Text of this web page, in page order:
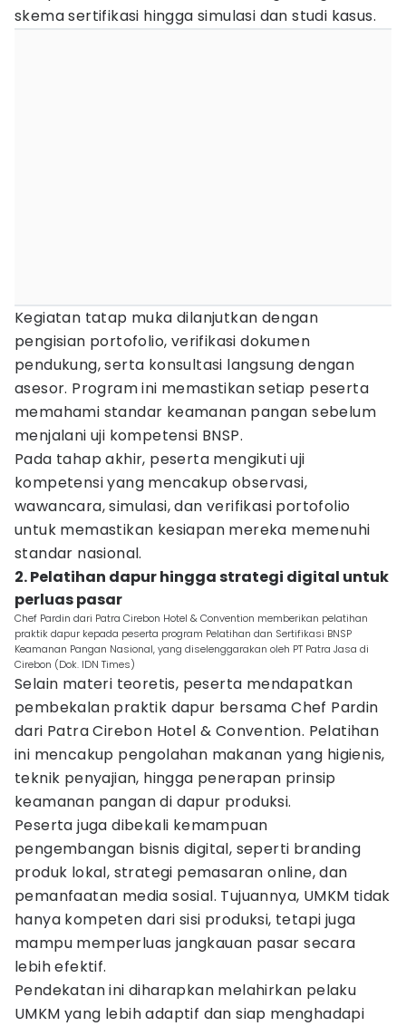
skema sertifikasi hingga simulasi dan studi kasus.
Kegiatan tatap muka dilanjutkan dengan
pengisian portofolio, verifikasi dokumen
pendukung, serta konsultasi langsung dengan
asesor. Program ini memastikan setiap peserta
memahami standar keamanan pangan sebelum
menjalani uji kompetensi BNSP.
Pada tahap akhir, peserta mengikuti uji
kompetensi yang mencakup observasi,
wawancara, simulasi, dan verifikasi portofolio
untuk memastikan kesiapan mereka memenuhi
standar nasional.
2. Pelatihan dapur hingga strategi digital untuk
perluas pasar
Chef Pardin dari Patra Cirebon Hotel & Convention memberikan pelatihan
praktik dapur kepada peserta program Pelatihan dan Sertifikasi BNSP
Keamanan Pangan Nasional, yang diselenggarakan oleh PT Patra Jasa di
Cirebon (Dok. IDN Times)
Selain materi teoretis, peserta mendapatkan
pembekalan praktik dapur bersama Chef Pardin
dari Patra Cirebon Hotel & Convention. Pelatihan
ini mencakup pengolahan makanan yang higienis,
teknik penyajian, hingga penerapan prinsip
keamanan pangan di dapur produksi.
Peserta juga dibekali kemampuan
pengembangan bisnis digital, seperti branding
produk lokal, strategi pemasaran online, dan
pemanfaatan media sosial. Tujuannya, UMKM tidak
hanya kompeten dari sisi produksi, tetapi juga
mampu memperluas jangkauan pasar secara
lebih efektif.
Pendekatan ini diharapkan melahirkan pelaku
UMKM yang lebih adaptif dan siap menghadapi